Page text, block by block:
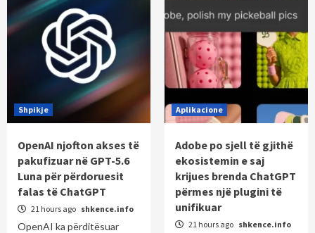
Shpikje
OpenAI njofton akses të
pakufizuar në GPT-5.6
Luna për përdoruesit
falas të ChatGPT
21 hours ago shkence.info
OpenAI ka përditësuar
Aplikacione
Adobe po sjell të gjithë
ekosistemin e saj
krijues brenda ChatGPT
përmes një plugini të
unifikuar
21 hours ago shkence.info